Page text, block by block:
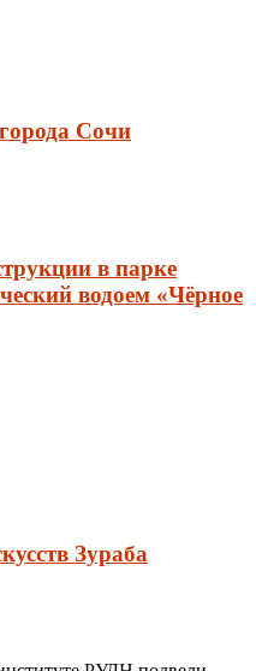
Сочи
в парке
водоем «Чёрное
Зураба